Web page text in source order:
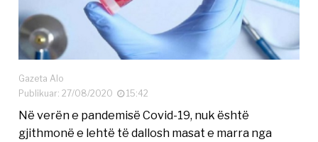
Gazeta Alo
Publikuar: 27/08/2020
15:42
Në verën e pandemisë Covid-19, nuk është
gjithmonë e lehtë të dallosh masat e marra nga